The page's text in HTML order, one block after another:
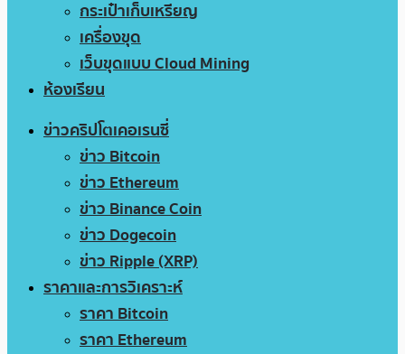
กระเป๋าเก็บเหรียญ
เครื่องขุด
เว็บขุดแบบ Cloud Mining
ห้องเรียน
ข่าวคริปโตเคอเรนซี่
ข่าว Bitcoin
ข่าว Ethereum
ข่าว Binance Coin
ข่าว Dogecoin
ข่าว Ripple (XRP)
ราคาและการวิเคราะห์
ราคา Bitcoin
ราคา Ethereum